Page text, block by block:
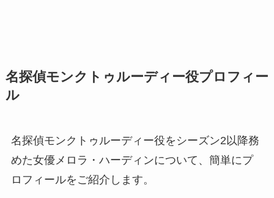
名探偵モンクトゥルーディー役プロフィー
ル
名探偵モンクトゥルーディー役をシーズン2以降務
めた女優メロラ・ハーディンについて、簡単にプ
ロフィールをご紹介します。